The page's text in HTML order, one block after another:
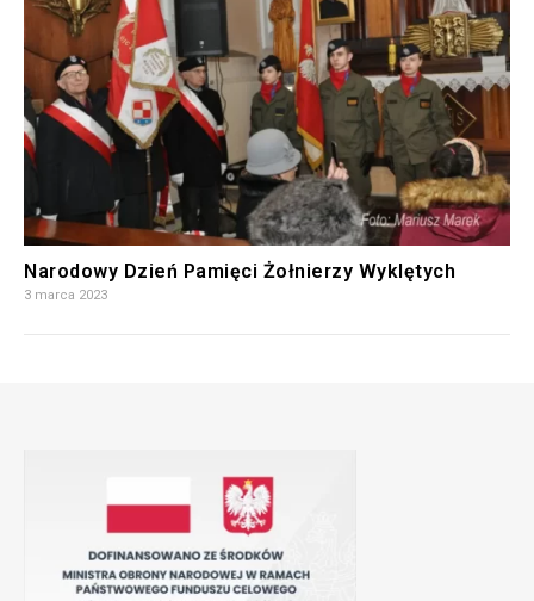
Narodowy Dzień Pamięci Żołnierzy Wyklętych
3 marca 2023